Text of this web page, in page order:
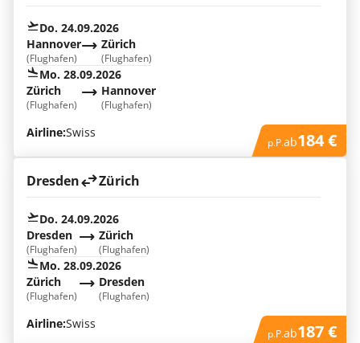
Do. 24.09.2026
Hannover
(Flughafen)
Zürich
(Flughafen)
Mo. 28.09.2026
Hannover
(Flughafen)
Zürich
(Flughafen)
Airline:Swiss
p.P.ab184 €
Dresden Zürich
Do. 24.09.2026
Dresden
(Flughafen)
Zürich
(Flughafen)
Mo. 28.09.2026
Dresden
(Flughafen)
Zürich
(Flughafen)
Airline:Swiss
p.P.ab187 €